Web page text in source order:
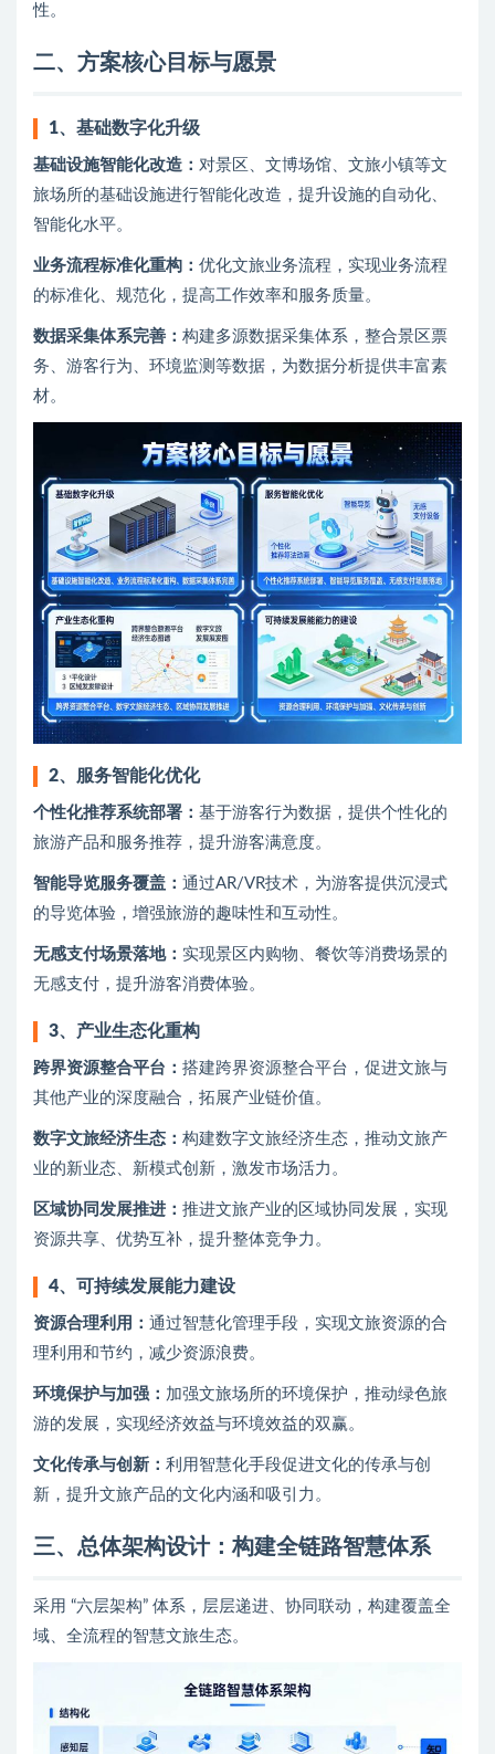
性。
二、方案核心目标与愿景
1、 基础数字化升级
基础设施智能化改造： 对景区、文博场馆、文旅小镇等文
旅场所的基础设施进行智能化改造，提升设施的自动化、
智能化水平。
业务流程标准化重构： 优化文旅业务流程，实现业务流程
的标准化、规范化，提高工作效率和服务质量。
数据采集体系完善： 构建多源数据采集体系，整合景区票
务、游客行为、环境监测等数据，为数据分析提供丰富素
材。
2、 服务智能化优化
个性化推荐系统部署： 基于游客行为数据，提供个性化的
旅游产品和服务推荐，提升游客满意度。
智能导览服务覆盖： 通过AR/VR技术，为游客提供沉浸式
的导览体验，增强旅游的趣味性和互动性。
无感支付场景落地： 实现景区内购物、餐饮等消费场景的
无感支付，提升游客消费体验。
3、 产业生态化重构
跨界资源整合平台： 搭建跨界资源整合平台，促进文旅与
其他产业的深度融合，拓展产业链价值。
数字文旅经济生态： 构建数字文旅经济生态，推动文旅产
业的新业态、新模式创新，激发市场活力。
区域协同发展推进： 推进文旅产业的区域协同发展，实现
资源共享、优势互补，提升整体竞争力。
4、 可持续发展能力建设
资源合理利用： 通过智慧化管理手段，实现文旅资源的合
理利用和节约，减少资源浪费。
环境保护与加强： 加强文旅场所的环境保护，推动绿色旅
游的发展，实现经济效益与环境效益的双赢。
文化传承与创新： 利用智慧化手段促进文化的传承与创
新，提升文旅产品的文化内涵和吸引力。
三、总体架构设计：构建全链路智慧体系
采用 “六层架构” 体系，层层递进、协同联动，构建覆盖全
域、全流程的智慧文旅生态。